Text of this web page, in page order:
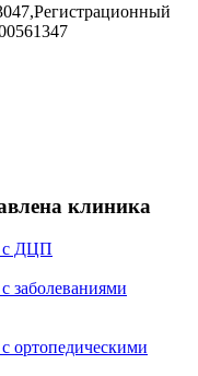
клиника
с ДЦП
заболеваниями
ортопедическими